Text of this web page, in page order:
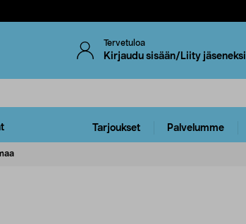
Tervetuloa
Kirjaudu sisään/Liity jäseneksi
Tarjoukset Palvelumme